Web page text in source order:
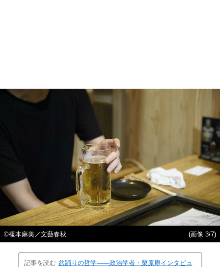
©榎本麻美／文藝春秋 (画像 3/7)
記事を読む 盆踊りの哲学――政治学者・栗原康インタビュ